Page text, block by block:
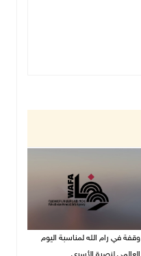
وقفة في رام الله لمناسبة اليوم